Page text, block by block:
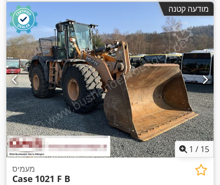
מודעה קטנה
1 / 15
מעמיס
Case 1021 F B